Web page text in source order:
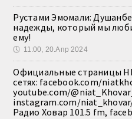
Рустами Эмомали:
надежды, который мы
ему!
🕔 11:00, 20.Апр 2024
Официальные страницы
сетях: facebook.com/
youtube.com/
instagram.com/
Радио Ховар 101.5 fm,